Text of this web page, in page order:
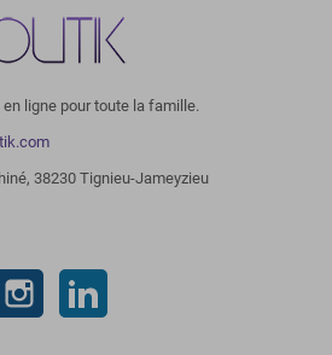
ligne pour toute la famille.
38230 Tignieu-Jameyzieu
Instagram